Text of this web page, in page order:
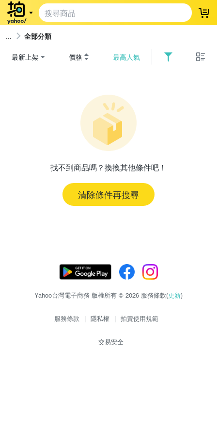
登
全部分類
最新上架 價格 最高人氣
找不到商品嗎？換換其他條件吧！
清除條件再搜尋
Yahoo台灣電子商務 版權所有 © 2026 服務條款(更新)
服務條款 | 隱私權 | 拍賣使用規範
交易安全